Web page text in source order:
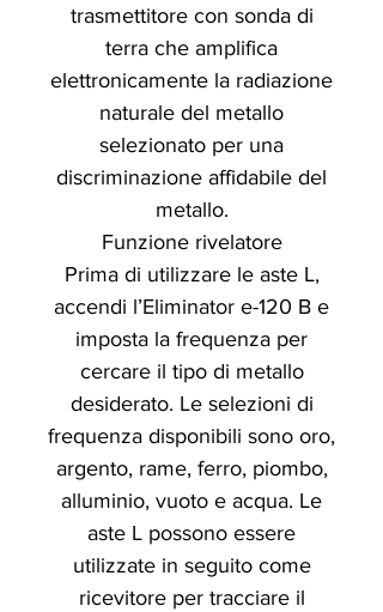
trasmettitore con sonda di
terra che amplifica
elettronicamente la radiazione
naturale del metallo
selezionato per una
discriminazione affidabile del
metallo.
Funzione rivelatore
Prima di utilizzare le aste L,
accendi l’Eliminator e-120 B e
imposta la frequenza per
cercare il tipo di metallo
desiderato. Le selezioni di
frequenza disponibili sono oro,
argento, rame, ferro, piombo,
alluminio, vuoto e acqua. Le
aste L possono essere
utilizzate in seguito come
ricevitore per tracciare il